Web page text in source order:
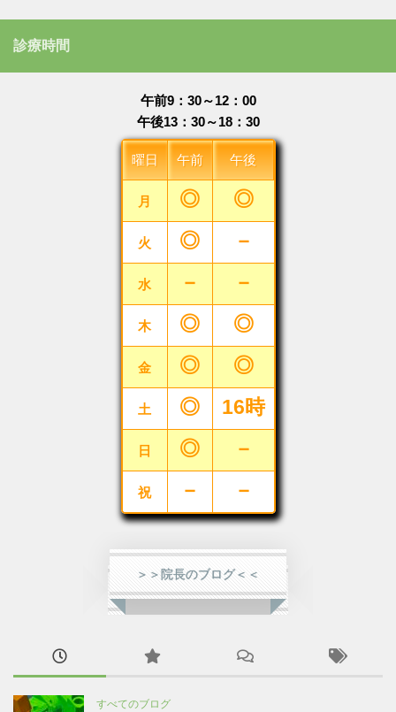
診療時間
午前9：30～12：00
午後13：30～18：30
曜日 午前 午後
月 ◎ ◎
火 ◎ －
水 － －
木 ◎ ◎
金 ◎ ◎
土 ◎ 16時
日 ◎ －
祝 － －
＞＞院長のブログ＜＜
すべてのブログ